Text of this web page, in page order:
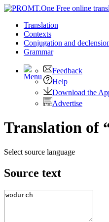
Translation
Contexts
Conjugation and
Grammar
Feedback
Help
Download the
Advertise
Translation of
Select source language
Source text